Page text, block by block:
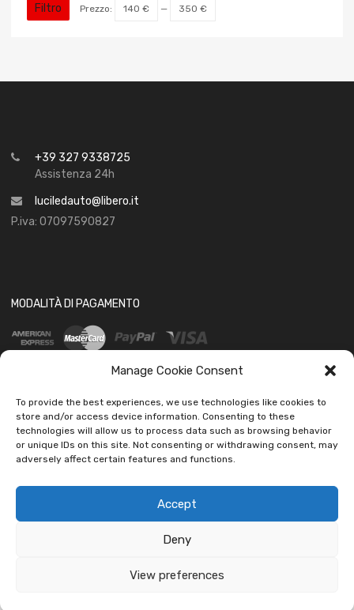
Manage Cookie Consent
To provide the best experiences, we use technologies like cookies to
store and/or access device information. Consenting to these
technologies will allow us to process data such as browsing behavior
or unique IDs on this site. Not consenting or withdrawing consent, may
adversely affect certain features and functions.
Accept
Deny
View preferences
Filtro Prezzo: 140 € — 350 €
+39 327 9338725
Assistenza 24h
luciledauto@libero.it
P.iva: 07097590827
MODALITÀ DI PAGAMENTO
SOCIAL
Ledautoshop Auto Parts | Icons made by